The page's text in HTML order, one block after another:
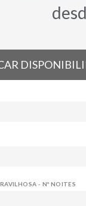
- Nº NOITES